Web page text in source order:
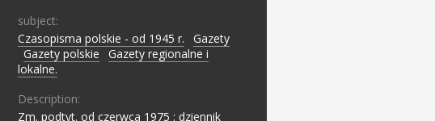
subject:
Czasopisma polskie - od 1945 r.
Gazety
Gazety polskie
Gazety regionalne i
lokalne.
Description:
Zm. podtyt. od czerwca 1975 : dziennik